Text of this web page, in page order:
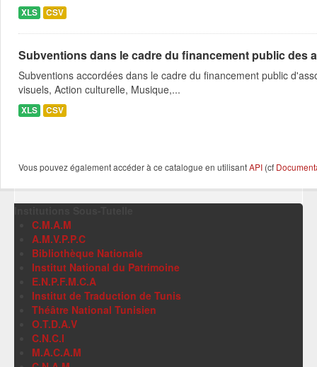
XLS CSV
Subventions dans le cadre du financement public des
Subventions accordées dans le cadre du financement public
visuels, Action culturelle, Musique,...
XLS CSV
Vous pouvez également accéder à ce catalogue en utilisantAPI (cf
C.M.A.M
A.M.V.P.P.C
Bibliothèque Nationale
Institut National du Patrimoine
E.N.P.F.M.C.A
Institut de Traduction de Tunis
Théâtre National Tunisien
O.T.D.A.V
C.N.C.I
M.A.C.A.M